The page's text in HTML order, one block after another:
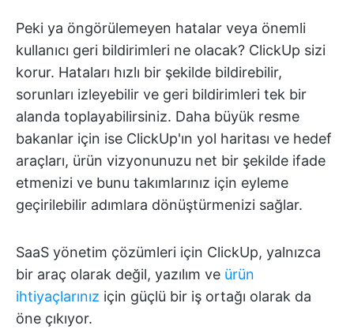
Peki ya öngörülemeyen hatalar veya önemli
kullanıcı geri bildirimleri ne olacak? ClickUp sizi
korur. Hataları hızlı bir şekilde bildirebilir,
sorunları izleyebilir ve geri bildirimleri tek bir
alanda toplayabilirsiniz. Daha büyük resme
bakanlar için ise ClickUp'ın yol haritası ve hedef
araçları, ürün vizyonunuzu net bir şekilde ifade
etmenizi ve bunu takımlarınız için eyleme
geçirilebilir adımlara dönüştürmenizi sağlar.
SaaS yönetim çözümleri için ClickUp, yalnızca
bir araç olarak değil, yazılım ve ürün
ihtiyaçlarınız için güçlü bir iş ortağı olarak da
öne çıkıyor.